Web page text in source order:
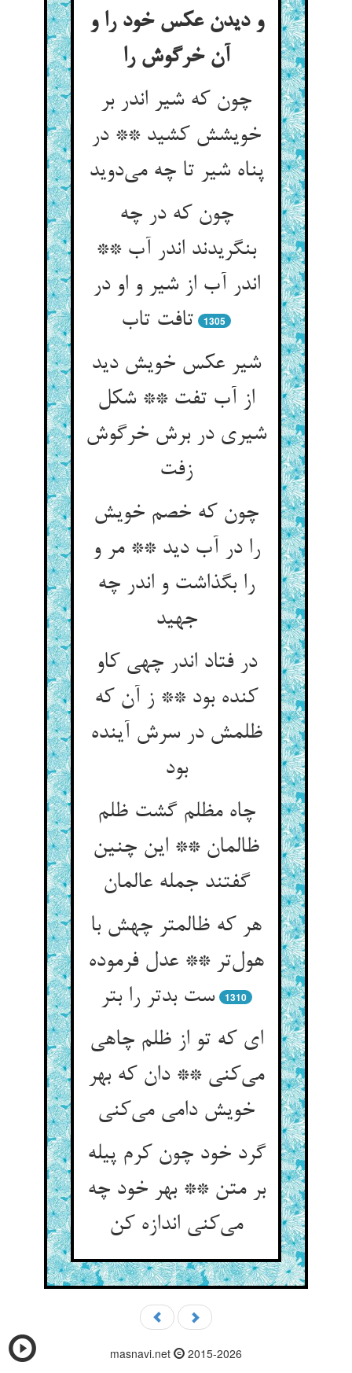
و دیدن عکس خود را و
آن خرگوش را
چون که شیر اندر بر
خویشش کشید ** در
پناه شیر تا چه می‌‌دوید
چون که در چه
بنگریدند اندر آب **
اندر آب از شیر و او در
1305
شیر عکس خویش دید
از آب تفت ** شکل
شیری در برش خرگوش
چون که خصم خویش
را در آب دید ** مر و
را بگذاشت و اندر چه
جهید
در فتاد اندر چهی کاو
کنده بود ** ز آن که
ظلمش در سرش آینده
بود
چاه مظلم گشت ظلم
ظالمان ** این چنین
گفتند جمله عالمان‌‌
هر که ظالمتر چهش با
هول‌‌تر ** عدل فرموده
ست بدتر را بتر
1310
ای که تو از ظلم چاهی
می‌‌کنی ** دان که بهر
گرد خود چون کرم پیله
بر متن ** بهر خود چه
masnavi.net 2015-2026